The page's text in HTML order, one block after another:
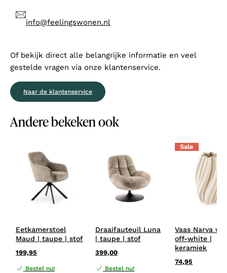
info@feelingswonen.nl
Of bekijk direct alle belangrijke informatie en veel
gestelde vragen via onze klantenservice.
Naar de klantenservice
Andere bekeken ook
Eetkamerstoel
Maud | taupe | stof
199,95
Bestel nu!
Draaifauteuil Luna
| taupe | stof
399,00
Bestel nu!
Sale
Vaas Narva
off-white |
keramiek
74,95